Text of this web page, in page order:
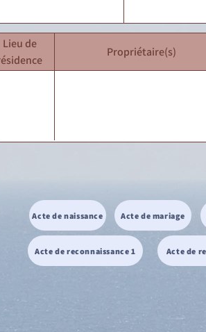
Lieu de
Propriétaire(s)
Acte de naissance Acte de mariage
Acte de reconnaissance 1 Acte de